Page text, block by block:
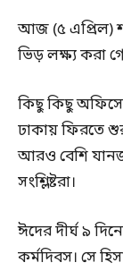
আজ (৫ এপ্রিল)
ভিড় লক্ষ্য করা
কিছু কিছু অফিসে
ঢাকায় ফিরতে
আরও বেশি
সংশ্লিষ্টরা।
ঈদের দীর্ঘ ৯
কর্মদিবস। সে